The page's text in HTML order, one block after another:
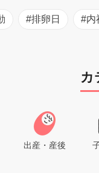
#排卵日 #内
カ
出産・産後